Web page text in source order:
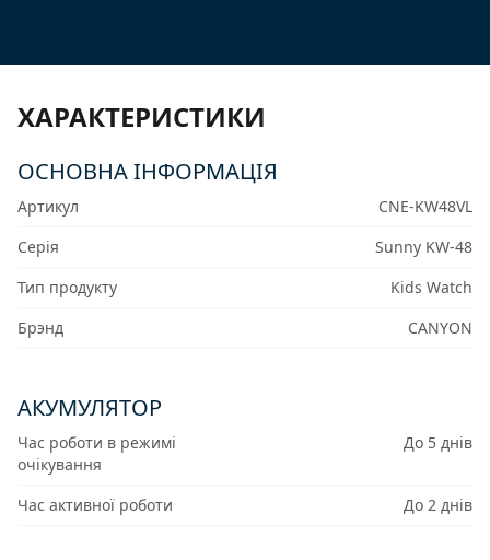
ХАРАКТЕРИСТИКИ
ОСНОВНА ІНФОРМАЦІЯ
Артикул
CNE-KW48VL
Серія
Sunny KW-48
Тип продукту
Kids Watch
Брэнд
CANYON
АКУМУЛЯТОР
Час роботи в режимі
очікування
До 5 днів
Час активної роботи До 2 днів